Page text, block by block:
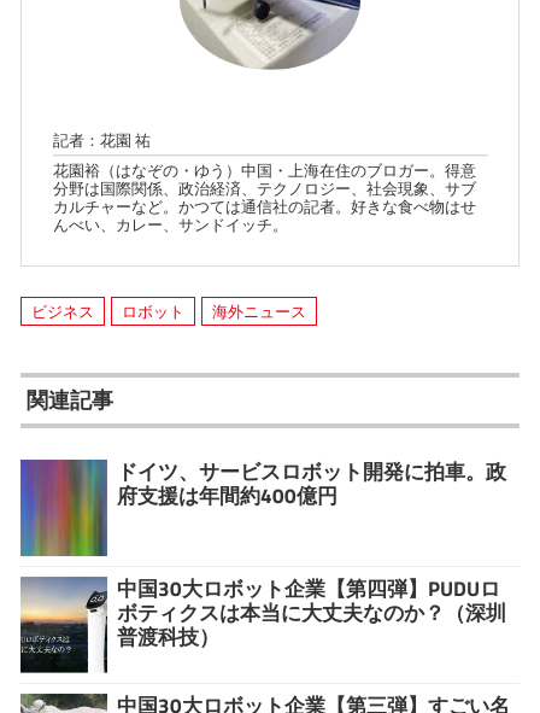
記者：花園 祐
花園裕（はなぞの・ゆう）中国・上海在住のブロガー。得意
分野は国際関係、政治経済、テクノロジー、社会現象、サブ
カルチャーなど。かつては通信社の記者。好きな食べ物はせ
んべい、カレー、サンドイッチ。
ビジネス ロボット 海外ニュース
関連記事
ドイツ、サービスロボット開発に拍車。政
府支援は年間約400億円
中国30大ロボット企業【第四弾】PUDUロ
ボティクスは本当に大丈夫なのか？（深圳
普渡科技）
中国30大ロボット企業【第三弾】すごい名